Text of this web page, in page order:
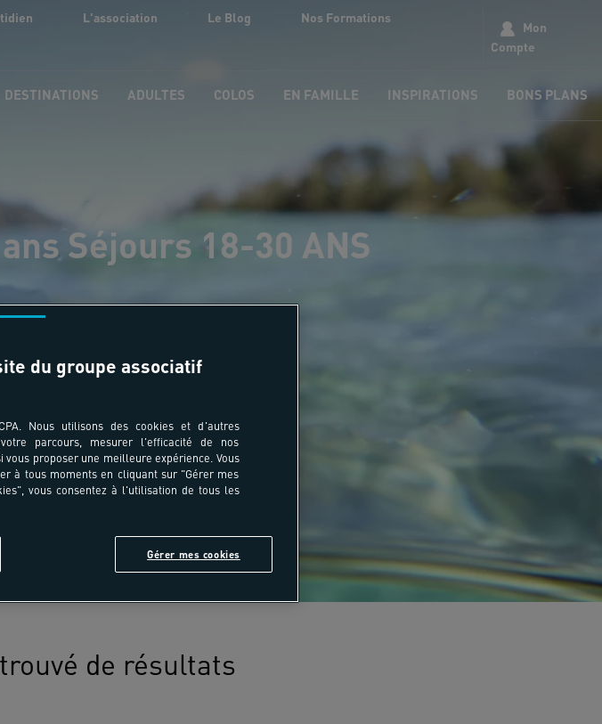
L'association Le Blog Nos Formations
Mon
Compte
DESTINATIONS ADULTES COLOS EN FAMILLE INSPIRATIONS BONS PLANS
Séjours 18-30 ANS
de résultats
du groupe associatif
Nous utilisons des cookies et d'autres
parcours, mesurer l'efficacité de nos
proposer une meilleure expérience. Vous
à tous moments en cliquant sur "Gérer mes
vous consentez à l'utilisation de tous les
Gérer mes cookies